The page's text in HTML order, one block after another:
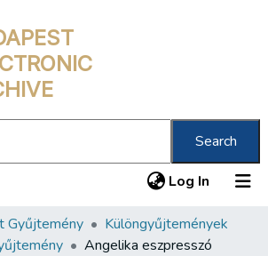
Search
Log In (current)
Gyűjtemény
Különgyűjtemények
Angelika eszpresszó